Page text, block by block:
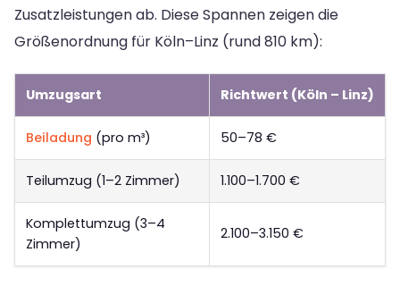
Zusatzleistungen ab. Diese Spannen zeigen die
Größenordnung für Köln–Linz (rund 810 km):
Umzugsart Richtwert (Köln – Linz)
Beiladung (pro m³) 50–78 €
Teilumzug (1–2 Zimmer) 1.100–1.700 €
Komplettumzug (3–4
Zimmer)
2.100–3.150 €